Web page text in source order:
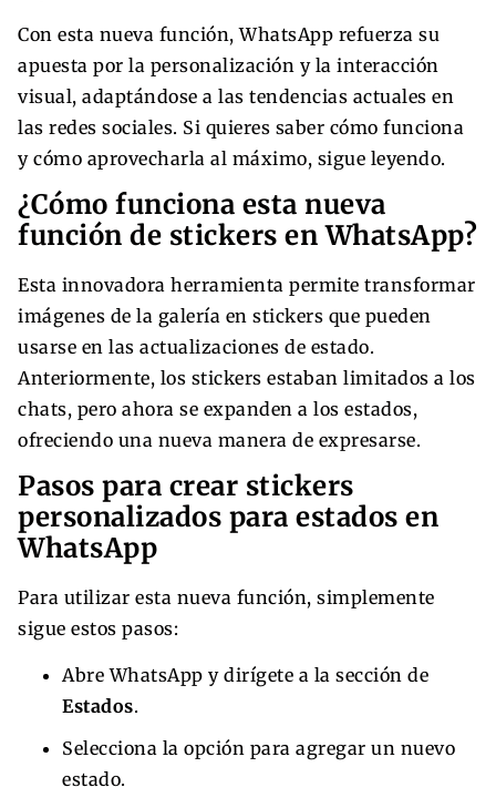
Con esta nueva función, WhatsApp refuerza su
apuesta por la personalización y la interacción
visual, adaptándose a las tendencias actuales en
las redes sociales. Si quieres saber cómo funciona
y cómo aprovecharla al máximo, sigue leyendo.
¿Cómo funciona esta nueva
función de stickers en WhatsApp?
Esta innovadora herramienta permite transformar
imágenes de la galería en stickers que pueden
usarse en las actualizaciones de estado.
Anteriormente, los stickers estaban limitados a los
chats, pero ahora se expanden a los estados,
ofreciendo una nueva manera de expresarse.
Pasos para crear stickers
personalizados para estados en
WhatsApp
Para utilizar esta nueva función, simplemente
sigue estos pasos:
Abre WhatsApp y dirígete a la sección de
Estados.
Selecciona la opción para agregar un nuevo
estado.